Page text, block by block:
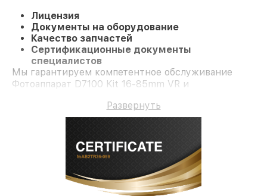
Лицензия
Документы на оборудование
Качество запчастей
Сертификационные документы
специалистов
Мы гарантируем компетентное обслуживание
Фотоаппарат D7100 Kit 16-85mm VR и
Развернуть